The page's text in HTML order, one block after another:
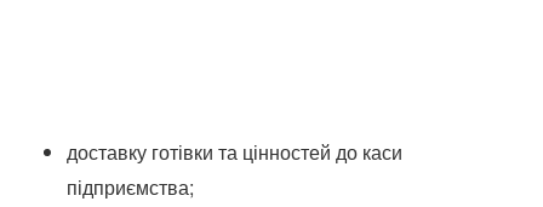
доставку готівки та цінностей до каси
підприємства;